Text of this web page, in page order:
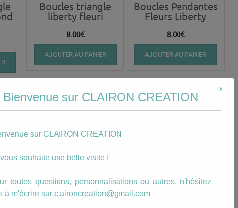
Boucles triangle
liberty fleuri
8.00€
AJOUTER AU PANIER
Boucles Pendantes
Fleurs Liberty
8.00€
AJOUTER AU PANIER
Bracelet multi-
Sautoir Liberty
Bienvenue sur CLAIRON CREATION
sur CLAIRON CREATION
souhaite une belle visite !
toutes questions, personnalisations ou autres, n'hésitez
à m'écrire sur claironcreation@gmail.com
x